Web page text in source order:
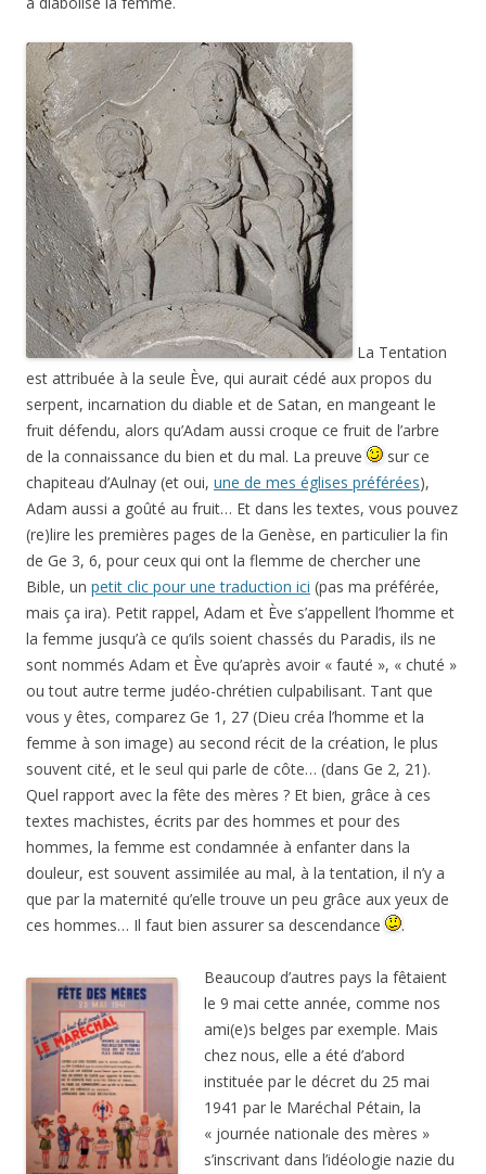
La Tentation
est attribuée à la seule Ève, qui aurait cédé aux propos du
serpent, incarnation du diable et de Satan, en mangeant le
fruit défendu, alors qu’Adam aussi croque ce fruit de l’arbre
de la connaissance du bien et du mal. La preuve
sur ce
chapiteau d’Aulnay (et oui, une de mes églises préférées),
Adam aussi a goûté au fruit… Et dans les textes, vous pouvez
(re)lire les premières pages de la Genèse, en particulier la fin
de Ge 3, 6, pour ceux qui ont la flemme de chercher une
Bible, un petit clic pour une traduction ici (pas ma préférée,
mais ça ira). Petit rappel, Adam et Ève s’appellent l’homme et
la femme jusqu’à ce qu’ils soient chassés du Paradis, ils ne
sont nommés Adam et Ève qu’après avoir « fauté », « chuté »
ou tout autre terme judéo-chrétien culpabilisant. Tant que
vous y êtes, comparez Ge 1, 27 (Dieu créa l’homme et la
femme à son image) au second récit de la création, le plus
souvent cité, et le seul qui parle de côte… (dans Ge 2, 21).
Quel rapport avec la fête des mères ? Et bien, grâce à ces
textes machistes, écrits par des hommes et pour des
hommes, la femme est condamnée à enfanter dans la
douleur, est souvent assimilée au mal, à la tentation, il n’y a
que par la maternité qu’elle trouve un peu grâce aux yeux de
ces hommes… Il faut bien assurer sa descendance
.
Beaucoup d’autres pays la fêtaient
le 9 mai cette année, comme nos
ami(e)s belges par exemple. Mais
chez nous, elle a été d’abord
instituée par le décret du 25 mai
1941 par le Maréchal Pétain, la
« journée nationale des mères »
s’inscrivant dans l’idéologie nazie du